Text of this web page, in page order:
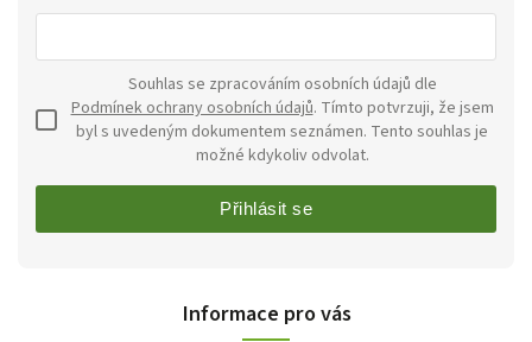
Podmínek ochrany osobních údajů. Tímto potvrzuji, že jsem
byl s uvedeným dokumentem seznámen. Tento souhlas je
možné kdykoliv odvolat.
Přihlásit se
Informace pro vás